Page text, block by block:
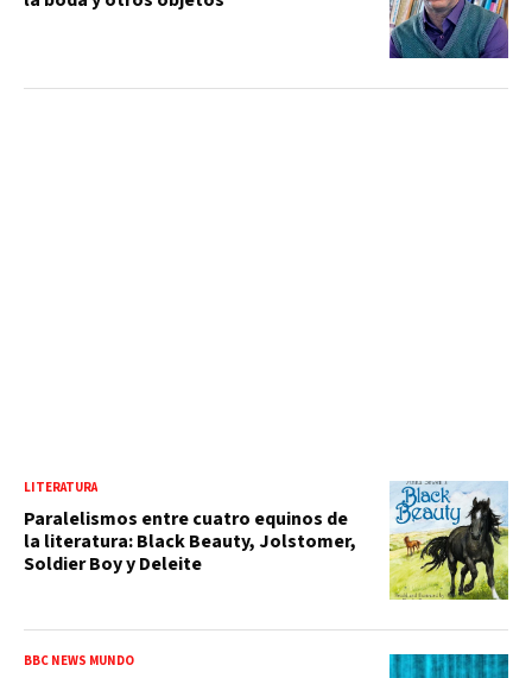
LITERATURA
Paralelismos entre cuatro equinos de
la literatura: Black Beauty, Jolstomer,
Soldier Boy y Deleite
BBC NEWS MUNDO